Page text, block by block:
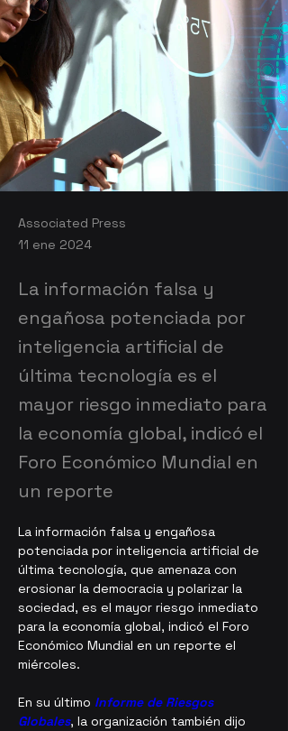
Associated Press
11 ene 2024
La información falsa y
engañosa potenciada por
inteligencia artificial de
última tecnología es el
mayor riesgo inmediato para
la economía global, indicó el
Foro Económico Mundial en
un reporte
La información falsa y engañosa
potenciada por inteligencia artificial de
última tecnología, que amenaza con
erosionar la democracia y polarizar la
sociedad, es el mayor riesgo inmediato
para la economía global, indicó el Foro
Económico Mundial en un reporte el
miércoles.
En su último Informe de Riesgos
Globales, la organización también dijo